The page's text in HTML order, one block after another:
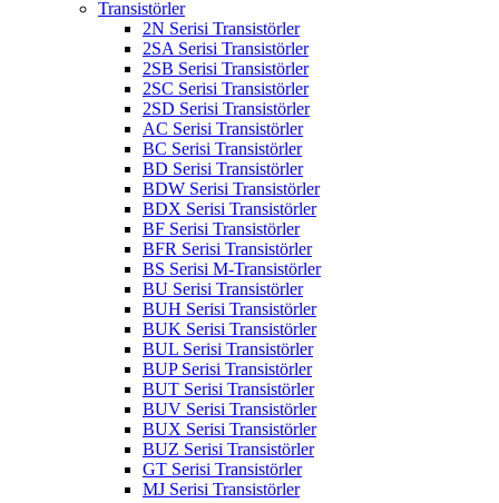
Transistörler
2N Serisi Transistörler
2SA Serisi Transistörler
2SB Serisi Transistörler
2SC Serisi Transistörler
2SD Serisi Transistörler
AC Serisi Transistörler
BC Serisi Transistörler
BD Serisi Transistörler
BDW Serisi Transistörler
BDX Serisi Transistörler
BF Serisi Transistörler
BFR Serisi Transistörler
BS Serisi M-Transistörler
BU Serisi Transistörler
BUH Serisi Transistörler
BUK Serisi Transistörler
BUL Serisi Transistörler
BUP Serisi Transistörler
BUT Serisi Transistörler
BUV Serisi Transistörler
BUX Serisi Transistörler
BUZ Serisi Transistörler
GT Serisi Transistörler
MJ Serisi Transistörler